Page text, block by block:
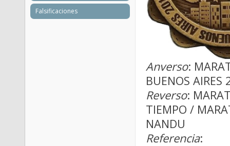
Anverso:
BUENOS AIRES
Reverso:
TIEMPO /
NANDU
Referencia:
Falsificaciones